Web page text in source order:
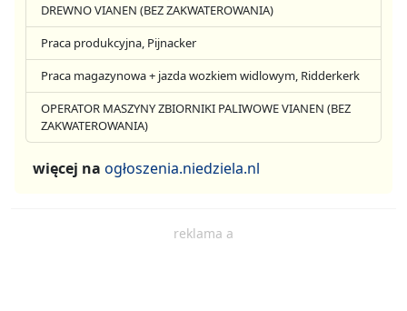
DREWNO VIANEN (BEZ ZAKWATEROWANIA)
Praca produkcyjna, Pijnacker
Praca magazynowa + jazda wozkiem widlowym, Ridderkerk
OPERATOR MASZYNY ZBIORNIKI PALIWOWE VIANEN (BEZ
ZAKWATEROWANIA)
więcej na ogłoszenia.niedziela.nl
reklama a